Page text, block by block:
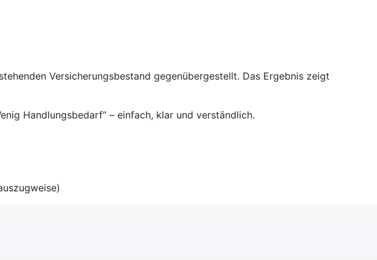
Versicherungsbestand gegenübergestellt. Das Ergebnis zeigt
Handlungsbedarf“ – einfach, klar und verständlich.